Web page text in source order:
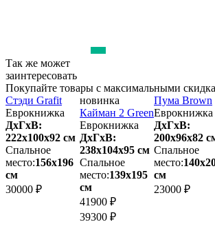
Так же может
заинтересовать
Покупайте товары с максимальными
Стэди Grafit
Еврокнижка
ДхГхВ:
222х100x92 см
Спальное
место:156х196
см
30000 ₽
новинка
Кайман 2 Green
Еврокнижка
ДхГхВ:
238х104x95 см
Спальное
место:139х195
см
41900 ₽
39300 ₽
Пума Brown
Еврокнижка
ДхГхВ:
200х96x82
Спальное
место:
см
23000 ₽